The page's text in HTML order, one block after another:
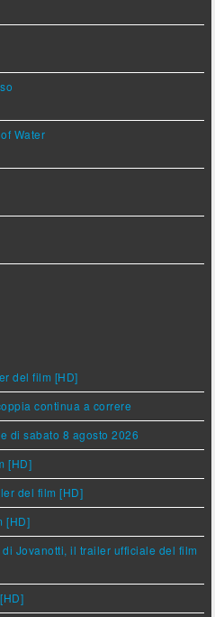
Water
del film [HD]
continua a correre
di sabato 8 agosto 2026
[HD]
del film [HD]
[HD]
Jovanotti, il trailer ufficiale del film